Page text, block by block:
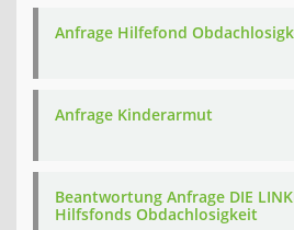
Anfrage Hilfefond
Anfrage Kinderarmut
Beantwortung Anfrage DIE
Hilfsfonds Obdachlosigkeit